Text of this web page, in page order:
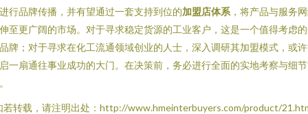
进行品牌传播，并有望通过一套支持到位的加盟店体系 ，将产品与服务
至更广阔的市场。对于寻求稳定货源的工业客户，这是一个值得考虑
牌；对于寻求在化工流通领域创业的人士，深入调研其加盟模式，或
一扇通往事业成功的大门。在决策前，务必进行全面的实地考察与细
若转载，请注明出处：http://www.hmeinterbuyers.com/product/